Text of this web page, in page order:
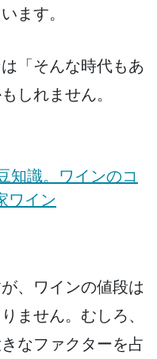
ます。
「そんな時代もあ
しれません。
知識。ワインのコ
ワイン
、ワインの値段は
ません。むしろ、
なファクターを占